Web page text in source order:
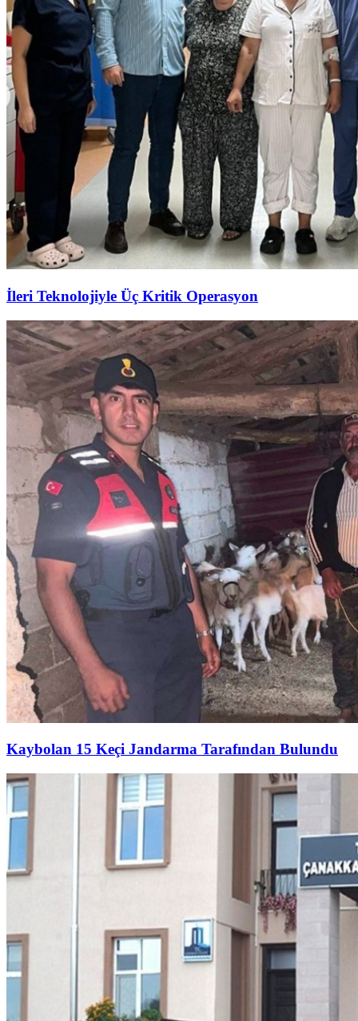
İleri Teknolojiyle Üç Kritik Operasyon
Kaybolan 15 Keçi Jandarma Tarafından Bulundu